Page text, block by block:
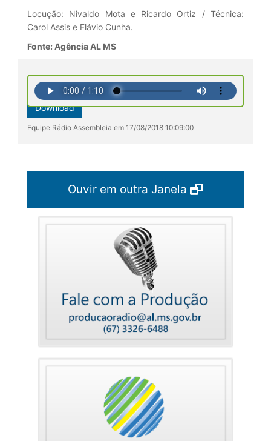
Locução: Nivaldo Mota e Ricardo Ortiz / Técnica:
Carol Assis e Flávio Cunha.
Fonte: Agência AL MS
Download
Equipe Rádio Assembleia em 17/08/2018 10:09:00
Ouvir em outra Janela